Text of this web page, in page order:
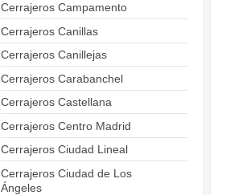
Cerrajeros Campamento
Cerrajeros Canillas
Cerrajeros Canillejas
Cerrajeros Carabanchel
Cerrajeros Castellana
Cerrajeros Centro Madrid
Cerrajeros Ciudad Lineal
Cerrajeros Ciudad de Los
Ángeles